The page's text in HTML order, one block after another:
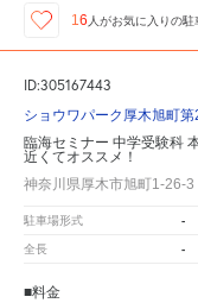
16 人がお気に入りの駐
ID:305167443
ショウワパーク厚木旭町第
臨海セミナー 中学受験科
近くてオススメ！
神奈川県厚木市旭町1-26-3
駐車場形式 -
全長 -
■料金